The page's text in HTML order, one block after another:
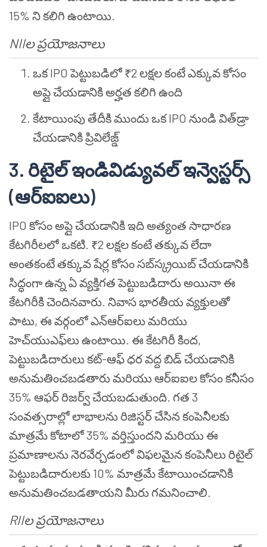
15% ని కలిగి ఉంటాయి.
NIIల ప్రయోజనాలు
ఒక IPO పెట్టుబడిలో ₹2 లక్షల కంటే ఎక్కువ కోసం
అప్లై చేయడానికి అర్హత కలిగి ఉంది
కేటాయింపు తేదీకి ముందు ఒక IPO నుండి విత్‍డ్రా
చేయడానికి ప్రివిలేజ్డ్
3. రిటైల్ ఇండివిడ్యువల్ ఇన్వెస్టర్స్
(ఆర్ఐఐలు)
IPO కోసం అప్లై చేయడానికి ఇది అత్యంత సాధారణ
కేటగిరీలలో ఒకటి. ₹2 లక్షల కంటే తక్కువ లేదా
అంతకంటే తక్కువ షేర్ల కోసం సబ్‌స్క్రయిబ్ చేయడానికి
సిద్ధంగా ఉన్న ఏ వ్యక్తిగత పెట్టుబడిదారు అయినా ఈ
కేటగిరీకి చెందినవారు. నివాస భారతీయ వ్యక్తులతో
పాటు, ఈ వర్గంలో ఎన్ఆర్ఐలు మరియు
హెచ్‌యుఎఫ్‌లు ఉంటాయి. ఈ కేటగిరీ కింద,
పెట్టుబడిదారులు కట్-ఆఫ్ ధర వద్ద బిడ్ చేయడానికి
అనుమతించబడతారు మరియు ఆర్ఐఐల కోసం కనీసం
35% ఆఫర్ రిజర్వ్ చేయబడుతుంది. గత 3
సంవత్సరాల్లో లాభాలను రిజిస్టర్ చేసిన కంపెనీలకు
మాత్రమే కోటాలో 35% వర్తిస్తుందని మరియు ఈ
ప్రమాణాలను నెరవేర్చడంలో విఫలమైన కంపెనీలు రిటైల్
పెట్టుబడిదారులకు 10% మాత్రమే కేటాయించడానికి
అనుమతించబడతాయని మీరు గమనించాలి.
RIIల ప్రయోజనాలు